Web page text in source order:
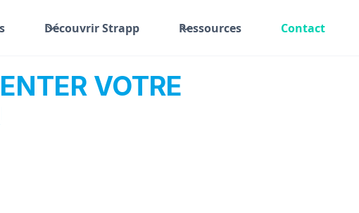
Découvrir Strapp Ressources Contact
VOTRE